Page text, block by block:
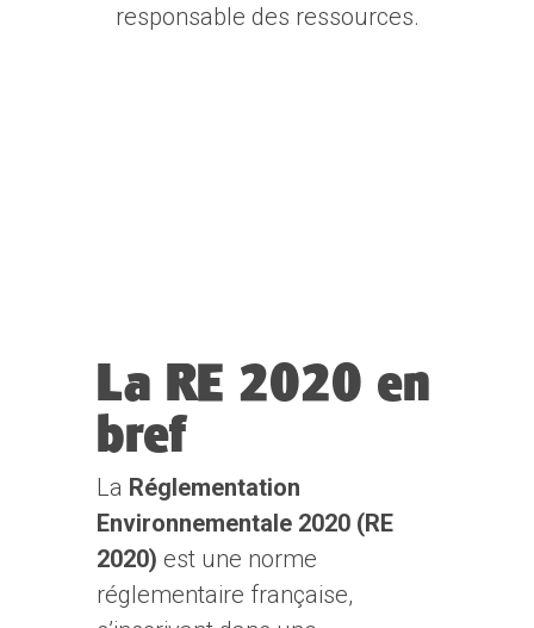
responsable des ressources.
La RE 2020 en
bref
La Réglementation
Environnementale 2020(RE
2020) est une norme
réglementaire française,